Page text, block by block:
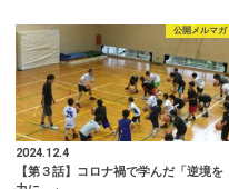
公開メルマガ
2024.12.4
【第３話】コロナ禍で学んだ「逆境を